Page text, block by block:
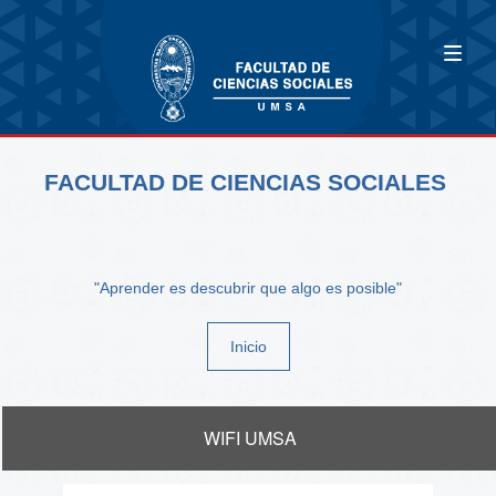
FACULTAD DE CIENCIAS SOCIALES
"Aprender es descubrir que algo es posible"
Inicio
WIFI UMSA